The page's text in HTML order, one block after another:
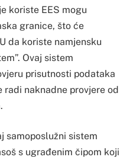
koriste EES mogu
granice, što će
da koriste namjensku
Ovaj sistem
prisutnosti podataka
radi naknadne provjere od
samoposlužni sistem
s ugrađenim čipom koji